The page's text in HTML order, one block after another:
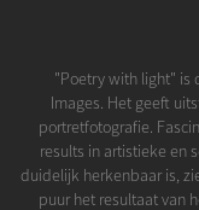
"Poetry with light" is
Images. Het geeft
portretfotografie.
results in artistieke en
duidelijk herkenbaar is,
puur het resultaat van